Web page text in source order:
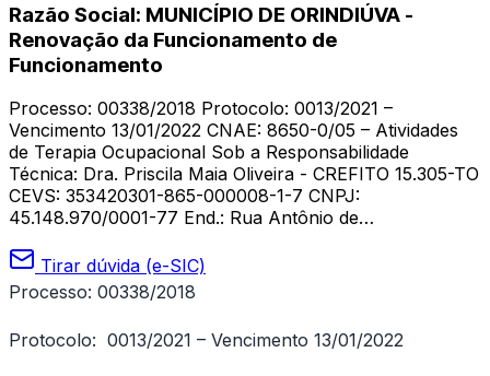
Razão Social: MUNICÍPIO DE ORINDIÚVA -
Renovação da Funcionamento de
Funcionamento
Processo: 00338/2018 Protocolo: 0013/2021 –
Vencimento 13/01/2022 CNAE: 8650-0/05 – Atividades
de Terapia Ocupacional Sob a Responsabilidade
Técnica: Dra. Priscila Maia Oliveira - CREFITO 15.305-TO
CEVS: 353420301-865-000008-1-7 CNPJ:
45.148.970/0001-77 End.: Rua Antônio de…
Tirar dúvida (e-SIC)
Processo: 00338/2018
Protocolo: 0013/2021 – Vencimento 13/01/2022